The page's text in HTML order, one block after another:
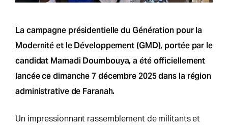
La campagne présidentielle du Génération pour la
Modernité et le Développement (GMD), portée par le
candidat Mamadi Doumbouya, a été officiellement
lancée ce dimanche 7 décembre 2025 dans la région
administrative de Faranah.
Un impressionnant rassemblement de militants et